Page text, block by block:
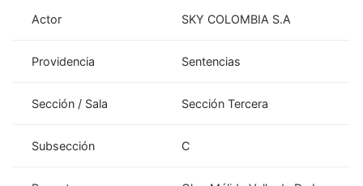
Actor SKY COLOMBIA S.A
Providencia Sentencias
Sección / Sala Sección Tercera
Subsección C